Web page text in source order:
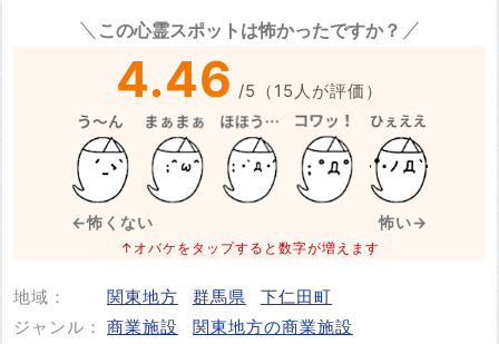
※事件・事故が起きた日付
投稿する
この心霊スポットは怖かったですか？
4.46 /5 （ 15 人が評価）
←怖くない 怖い→
↑オバケをタップすると数字が増えます
地域： 関東地方 群馬県
下仁田町
ジャンル： 商業施設
関東地方の商業施設